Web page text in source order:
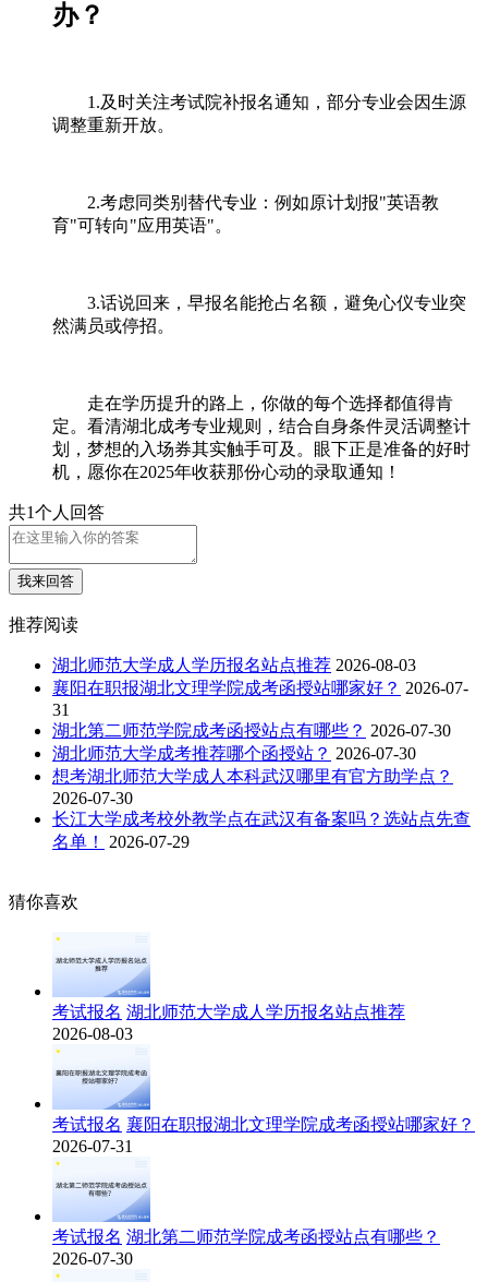
办？
1.及时关注考试院补报名通知，部分专业会因生源
调整重新开放。
2.考虑同类别替代专业：例如原计划报"英语教
育"可转向"应用英语"。
3.话说回来，早报名能抢占名额，避免心仪专业突
然满员或停招。
走在学历提升的路上，你做的每个选择都值得肯
定。看清湖北成考专业规则，结合自身条件灵活调整计
划，梦想的入场券其实触手可及。眼下正是准备的好时
机，愿你在2025年收获那份心动的录取通知！
共1个人回答
我来回答
推荐阅读
湖北师范大学成人学历报名站点推荐 2026-08-03
襄阳在职报湖北文理学院成考函授站哪家好？ 2026-07-
31
湖北第二师范学院成考函授站点有哪些？ 2026-07-30
湖北师范大学成考推荐哪个函授站？ 2026-07-30
想考湖北师范大学成人本科武汉哪里有官方助学点？
2026-07-30
长江大学成考校外教学点在武汉有备案吗？选站点先查
名单！
2026-07-29
猜你喜欢
考试报名 湖北师范大学成人学历报名站点推荐
2026-08-03
考试报名 襄阳在职报湖北文理学院成考函授站哪家好？
2026-07-31
考试报名 湖北第二师范学院成考函授站点有哪些？
2026-07-30